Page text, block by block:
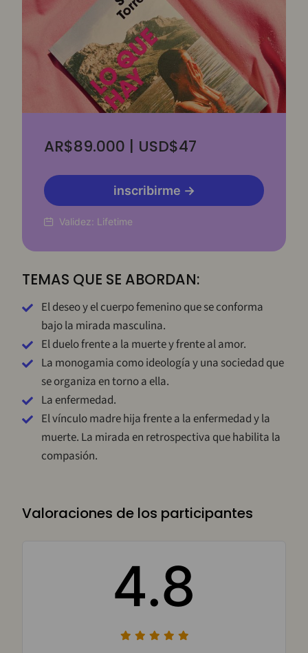
TEMAS QUE SE ABORDAN:
El deseo y el cuerpo femenino que se conforma
bajo la mirada masculina.
El duelo frente a la muerte y frente al amor.
La monogamia como ideología y una sociedad que
se organiza en torno a ella.
La enfermedad.
El vínculo madre hija frente a la enfermedad y la
muerte. La mirada en retrospectiva que habilita la
compasión.
Valoraciones de los participantes
4.8
AR$89.000 | USD$47
inscribirme →
Validez: Lifetime